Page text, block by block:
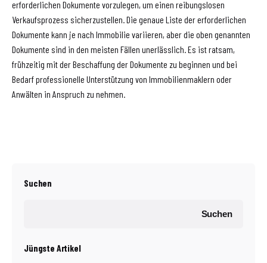
erforderlichen Dokumente vorzulegen, um einen reibungslosen
Verkaufsprozess sicherzustellen. Die genaue Liste der erforderlichen
Dokumente kann je nach Immobilie variieren, aber die oben genannten
Dokumente sind in den meisten Fällen unerlässlich. Es ist ratsam,
frühzeitig mit der Beschaffung der Dokumente zu beginnen und bei
Bedarf professionelle Unterstützung von Immobilienmaklern oder
Anwälten in Anspruch zu nehmen.
Suchen
Suchen
Jüngste Artikel